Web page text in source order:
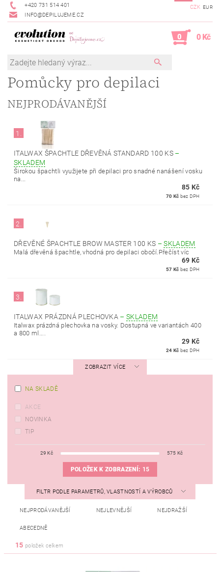
+420 731 514 401
INFO@DEPILUJEME.CZ
CZK EUR
0 0 Kč
Pomůcky pro depilaci
NEJPRODÁVANĚJŠÍ
1.
ITALWAX ŠPACHTLE DŘEVĚNÁ STANDARD 100 KS –
SKLADEM
Širokou špachtli využijete při depilaci pro snadné nanášení vosku
na...
85 Kč
70 Kč bez DPH
2.
DŘEVĚNÉ ŠPACHTLE BROW MASTER 100 KS –SKLADEM
Malá dřevěná špachtle, vhodná pro depilaci obočí.Přečíst víc
69 Kč
57 Kč bez DPH
3.
ITALWAX PRÁZDNÁ PLECHOVKA –SKLADEM
Italwax prázdná plechovka na vosky. Dostupná ve variantách 400
a 800 ml....
29 Kč
24 Kč bez DPH
ZOBRAZIT VÍCE
NA SKLADĚ
AKCE
NOVINKA
TIP
29 Kč 575 Kč
POLOŽEK K ZOBRAZENÍ: 15
FILTR PODLE PARAMETRŮ, VLASTNOSTÍ A VÝROBCŮ
NEJPRODÁVANĚJŠÍ NEJLEVNĚJŠÍ NEJDRAŽŠÍ
ABECEDNĚ
15 položek celkem